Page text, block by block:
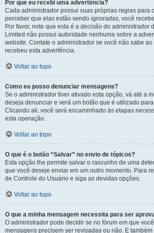
Por que eu recebi uma advertência?
Cada administrador possui suas próprias regras para
perceber que elas estão sendo ignoradas, você
Por favor, note que esta é a decisão do administrador
Limited não possui autoridade nenhuma sobre a
website. Contate o administrador se você não sabe
recebeu esta advertência.
Voltar ao topo
Como eu posso denunciar mensagens?
Se o administrador tiver ativado esta opção, vá até a
deseja denunciar e verá um botão que é utilizado
Clicando ali, você será encaminhado às etapas
esta operação.
Voltar ao topo
O que é o botão “Salvar” no envio de tópicos?
Esta opção lhe permite salvar o rascunho de uma
que você deseje enviar em um outro momento. Para
de Controle do Usuário e siga as devidas opções.
Voltar ao topo
O que a minha mensagem necessita para ser
O administrador pode decidir se no fórum em que
mensagens precisem ser revisadas ou não. E